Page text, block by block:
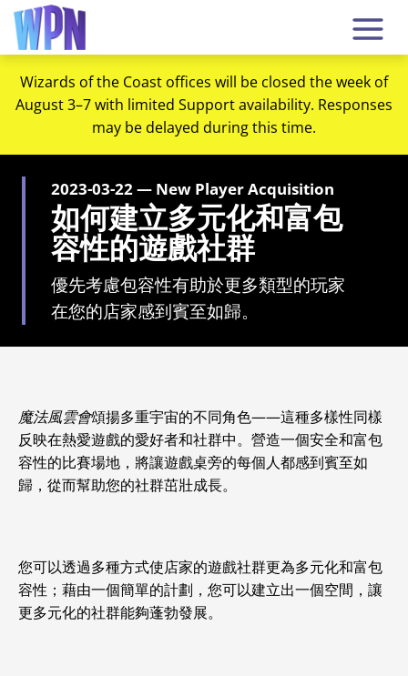
Wizards of the Coast offices will be closed the week of
August 3–7 with limited Support availability. Responses
may be delayed during this time.
2023-03-22 — New Player Acquisition
如何建立多元化和富包
容性的遊戲社群
優先考慮包容性有助於更多類型的玩家
在您的店家感到賓至如歸。
魔法風雲會頌揚多重宇宙的不同角色——這種多樣性同樣
反映在熱愛遊戲的愛好者和社群中。營造一個安全和富包
容性的比賽場地，將讓遊戲桌旁的每個人都感到賓至如
歸，從而幫助您的社群茁壯成長。
您可以透過多種方式使店家的遊戲社群更為多元化和富包
容性；藉由一個簡單的計劃，您可以建立出一個空間，讓
更多元化的社群能夠蓬勃發展。